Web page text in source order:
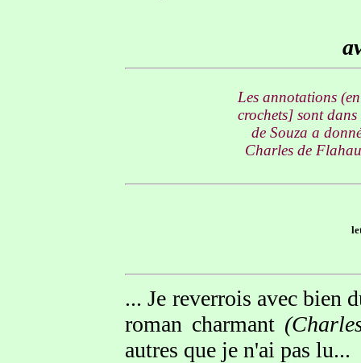
Les annotations
crochets] sont
de Souza a
Charles de
... Je reverrois avec bien
roman charmant
autres que je n'ai pas lu...